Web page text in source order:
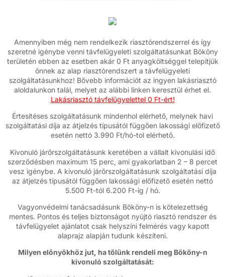
Amennyiben még nem rendelkezik riasztórendszerrel és így
szeretné igénybe venni távfelügyeleti szolgáltatásunkat Bököny
területén ebben az esetben akár 0 Ft anyagköltséggel telepítjük
önnek az alap riasztórendszert a távfelügyeleti
szolgáltatásunkhoz! Bővebb információt az ingyen lakásriasztó
aloldalunkon talál, melyet az alábbi linken keresztül érhet el.
Lakásriasztó távfelügyelettel 0 Ft-ért!
Értesítéses szolgáltatásunk mindenhol elérhető, melynek havi
szolgáltatási díja az átjelzés típusától függően lakossági előfizető
esetén nettó 3.990 Ft/hó-tol elérhető.
Kivonuló járőrszolgáltatásunk keretében a vállalt kivonulási idő
szerződésben maximum 15 perc, ami gyakorlatban 2 – 8 percet
vesz igénybe. A kivonuló járőrszolgáltatásunk szolgáltatási díja
az átjelzés típusától függően lakossági előfizető esetén nettó
5.500 Ft-tól 6.200 Ft-ig / hó.
Vagyonvédelmi tanácsadásunk Bököny-n is kötelezettség
mentes. Pontos és teljes biztonságot nyújtó riasztó rendszer és
távfelügyelet ajánlatot csak helyszíni felmérés vagy kapott
alaprajz alapján tudunk készíteni.
Milyen előnyökhöz jut, ha tőlünk rendeli meg Bököny-n
kivonuló szolgáltatását: